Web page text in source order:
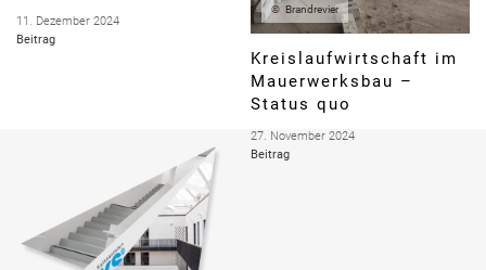
11. Dezember 2024
Beitrag
Brandrevier
Kreislaufwirtschaft im
Mauerwerksbau –
Status quo
27. November 2024
Beitrag